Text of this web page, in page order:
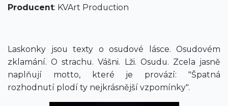
Producent: KVArt Production
Laskonky jsou texty o osudové lásce. Osudovém
zklamání. O strachu. Vášni. Lži. Osudu. Zcela jasně
naplňují motto, které je provází: "Špatná
rozhodnutí plodí ty nejkrásnější vzpomínky".